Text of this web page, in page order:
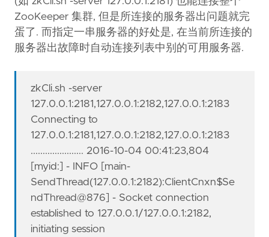
ZooKeeper 集群, 但是所连接的服务器出问题就完
蛋了. 而指定一串服务器的好处是, 在当前所连接的
服务器出故障时自动连接列表中别的可用服务器.
zkCli.sh -server
127.0.0.1:2181,127.0.0.1:2182,127.0.0.1:2183
Connecting to
127.0.0.1:2181,127.0.0.1:2182,127.0.0.1:2183
...................... 2016-10-04 00:41:23,804
[myid:] - INFO [main-
SendThread(127.0.0.1:2182):ClientCnxn$Se
ndThread@876] - Socket connection
established to 127.0.0.1/127.0.0.1:2182,
initiating session